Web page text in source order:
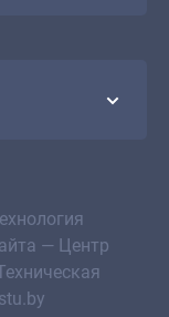
— Центр